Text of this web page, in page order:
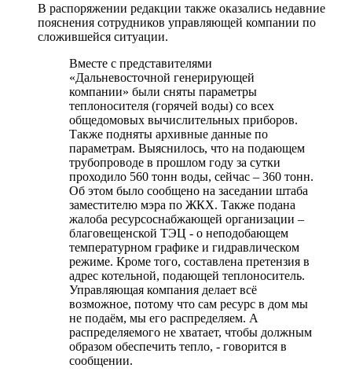
В распоряжении редакции также оказались недавние
пояснения сотрудников управляющей компании по
сложившейся ситуации.
Вместе с представителями
«Дальневосточной генерирующей
компании» были сняты параметры
теплоносителя (горячей воды) со всех
общедомовых вычислительных приборов.
Также подняты архивные данные по
параметрам. Выяснилось, что на подающем
трубопроводе в прошлом году за сутки
проходило 560 тонн воды, сейчас – 360 тонн.
Об этом было сообщено на заседании штаба
заместителю мэра по ЖКХ. Также подана
жалоба ресурсоснабжающей организации –
благовещенской ТЭЦ - о неподобающем
температурном графике и гидравлическом
режиме. Кроме того, составлена претензия в
адрес котельной, подающей теплоноситель.
Управляющая компания делает всё
возможное, потому что сам ресурс в дом мы
не подаём, мы его распределяем. А
распределяемого не хватает, чтобы должным
образом обеспечить тепло, - говорится в
сообщении.